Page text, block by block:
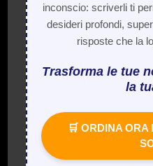
inconscio: scriverli ti
desideri profondi,
risposte che la
Trasforma le tue
la
🛒 ORDINA ORA